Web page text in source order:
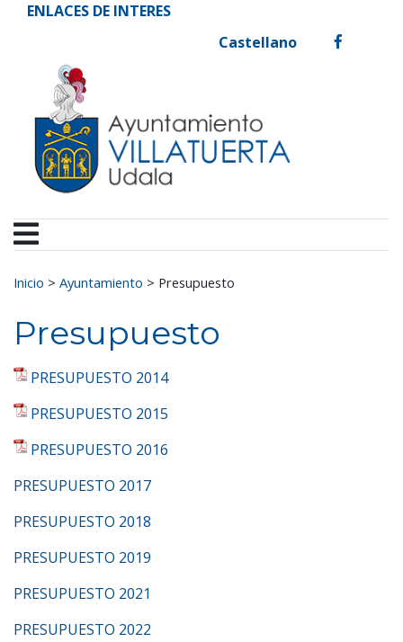
Ir al contenido
Ayuntamiento de
ENLACES DE INTERES
Castellano
facebook
Buscar:
Inicio > Ayuntamiento > Presupuesto
Presupuesto
PRESUPUESTO 2014
PRESUPUESTO 2015
PRESUPUESTO 2016
PRESUPUESTO 2017
PRESUPUESTO 2018
PRESUPUESTO 2019
PRESUPUESTO 2021
PRESUPUESTO 2022